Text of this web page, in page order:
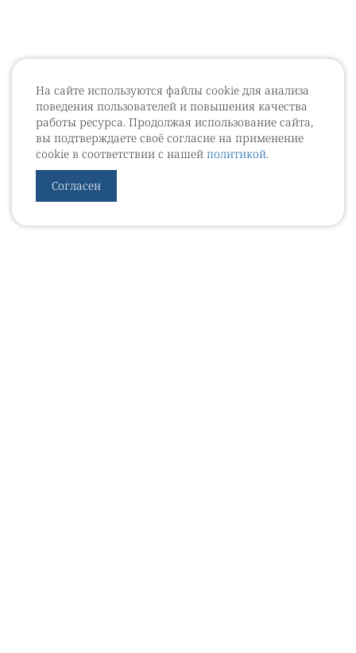
На сайте используются файлы cookie для анализа
поведения пользователей и повышения качества
работы ресурса. Продолжая использование сайта,
вы подтверждаете своё согласие на применение
cookie в соответствии с нашей политикой.
Согласен